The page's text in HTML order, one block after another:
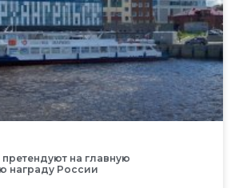
на главную
награду России